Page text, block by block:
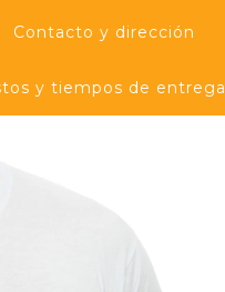
Contacto y dirección
y tiempos de entrega